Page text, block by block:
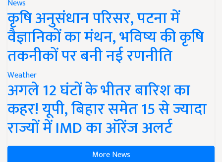
News
कृषि अनुसंधान परिसर, पटना में
वैज्ञानिकों का मंथन, भविष्य की कृषि
तकनीकों पर बनी नई रणनीति
Weather
अगले 12 घंटों के भीतर बारिश का
कहर! यूपी, बिहार समेत 15 से ज्यादा
राज्यों में IMD का ऑरेंज अलर्ट
More News